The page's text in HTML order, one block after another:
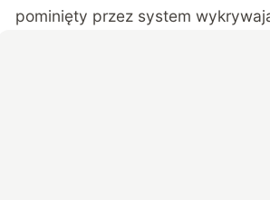
pominięty przez system